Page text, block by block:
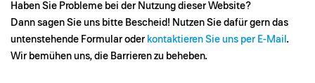
Haben Sie Probleme bei der Nutzung dieser Website?
Dann sagen Sie uns bitte Bescheid! Nutzen Sie dafür gern das
untenstehende Formular oder kontaktieren Sie uns per E-Mail .
Wir bemühen uns, die Barrieren zu beheben.